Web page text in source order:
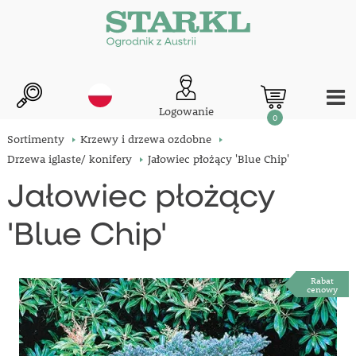
Logowanie 0
Sortimenty
Krzewy i drzewa ozdobne
Drzewa iglaste/ konifery
Jałowiec płożący 'Blue Chip'
Jałowiec płożący
'Blue Chip'
Rabat
cenowy